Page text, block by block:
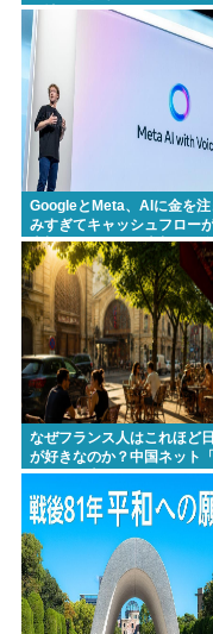
苗の顔www
記者「中革連は
たが？」→階猛氏
き」
【悲報】プーチン
ださい。」
【画像】松本人志
てご満悦
ジャップランド、
●プ認知件数爆増
Powered by livedoor
を壊すな！
GoogleとMeta、AIに金を注
みすぎてキャッシュフロー
上初のマイナス。売却か保
内ゲバ始まる
なぜフランス人はこれほど
が好きなのか？中国ネット
国人も日本が好き」